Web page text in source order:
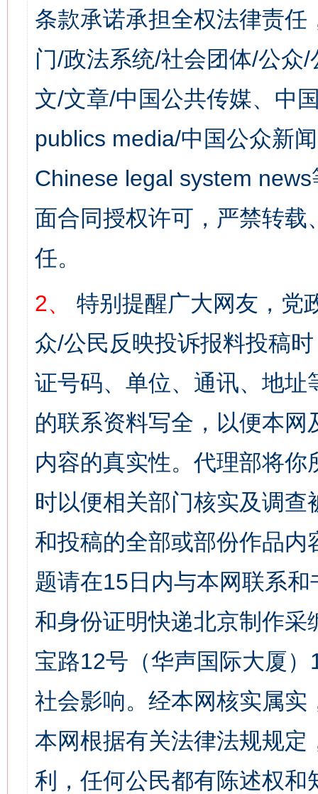
条款承诺承担全权法律责
门/政法系统/社会团体/公众
文/文章/中国公共传媒、中
publics media/中国公众新
Chinese legal system
面合同授权许可，严禁转
任。
2、
特别提醒广大网友，党
众/公民反映投诉报料投稿
证号码、单位、通讯、地
的联系资料写全，以便本
内容的真实性。代理部将
时以便相关部门核实及调
和投稿的全部或部份作品
题请在15日内与本网联系
和身份证明快递北京制作
宝路12号（华声国际大厦
社会影响。经本网核实属
本网根据有关法律法规规
利，任何公民都有陈述权